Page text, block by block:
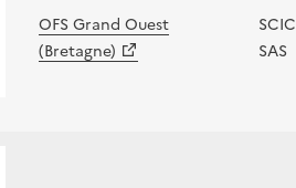
OFS Grand Ouest
(Bretagne)
SCIC
SAS